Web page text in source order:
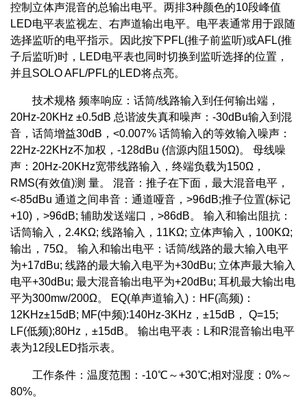
控制立体声混音的总输出电平。两排3种颜色的10段峰值
LED电平表监视左、右声道输出电平。电平表通常用于跟随
选择监听的电平指示。因此按下PFL(推子前监听)或AFL(推
子后监听)时，LED电平表也同时切换到监听选择的位置，
并且SOLO AFL/PFL的LED将点亮。
技术规格 频率响应：话筒/线路输入到任何输出端，
20Hz-20KHz ±0.5dB 总谐波失真和噪声：-30dBu输入到混
音，话筒增益30dB，<0.007% 话筒输入的等效输入噪声：
22Hz-22KHz不加权，-128dBu (信源内阻150Ω)。 母线噪
声：20Hz-20KHz宽带线路输入，终端负载为150Ω，
RMS(有效值)测 量。 混音：推子在下面，最大混音电平，
<-85dBu 通道之间串音：通道哑音，>96dB;推子位置(标记
+10)，>96dB; 辅助发送端口，>86dB。 输入和输出阻抗：
话筒输入，2.4KΩ; 线路输入，11KΩ; 立体声输入，100KΩ;
输出，75Ω。 输入和输出电平：话筒/线路的最大输入电平
为+17dBu; 线路的最大输入电平为+30dBu; 立体声最大输入
电平+30dBu; 最大混音输出电平为+20dBu; 耳机最大输出电
平为300mw/200Ω。 EQ(单声道输入)：HF(高频)：
12KHz±15dB; MF(中频):140Hz-3KHz，±15dB， Q=15;
LF(低频);80Hz，±15dB。 输出电平表：L和R混音输出电平
表为12段LED指示表。
工作条件：温度范围：-10℃～+30℃;相对湿度：0%～
80%。